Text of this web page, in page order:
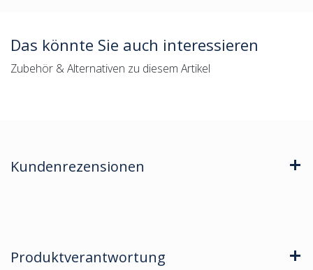
Das könnte Sie auch interessieren
Zubehör & Alternativen zu diesem Artikel
Kundenrezensionen
Produktverantwortung